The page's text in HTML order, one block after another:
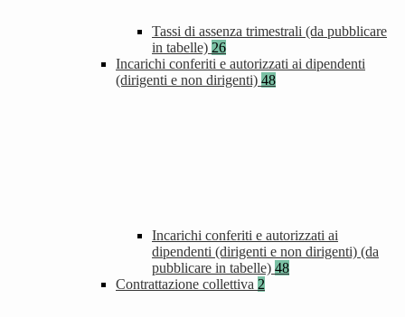
Tassi di assenza trimestrali (da pubblicare
in tabelle) 26
Incarichi conferiti e autorizzati ai dipendenti
(dirigenti e non dirigenti) 48
Incarichi conferiti e autorizzati ai
dipendenti (dirigenti e non dirigenti) (da
pubblicare in tabelle) 48
Contrattazione collettiva 2